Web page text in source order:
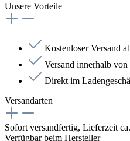
Unsere Vorteile
Kostenloser Versand
Versand innerhalb von
Direkt im
Versandarten
Sofort versandfertig, Lieferzeit
Verfügbar beim Hersteller